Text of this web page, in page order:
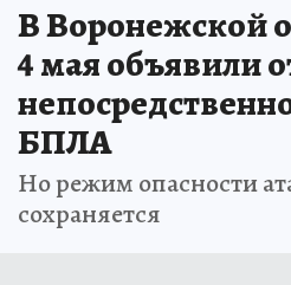
В Воронежской
4 мая объявили
БПЛА
Но режим опасности
сохраняется